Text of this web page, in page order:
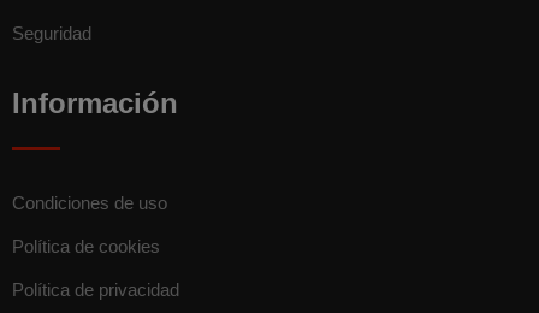
Seguridad
Información
Condiciones de uso
Política de cookies
Política de privacidad